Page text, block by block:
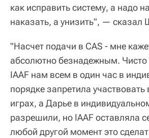
как исправить систему, а надо
наказать, а унизить", — сказал
"Насчет подачи в CAS - мне
абсолютно безнадежным. Чисто
IAAF нам всем в один час в
порядке запретила
играх, а Дарье в
разрешили, но IAAF оставляла
любой другой момент это